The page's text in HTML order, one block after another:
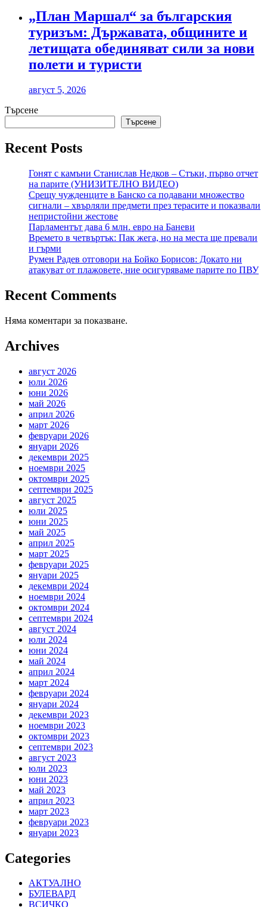
„План Маршал“ за българския
туризъм: Държавата, общините и
летищата обединяват сили за нови
полети и туристи
август 5, 2026
Търсене
Търсене
Recent Posts
Гонят с камъни Станислав Недков – Стъки, първо отчет
на парите (УНИЗИТЕЛНО ВИДЕО)
Срещу чужденците в Банско са подавани множество
сигнали – хвърляли предмети през терасите и показвали
непристойни жестове
Парламентът дава 6 млн. евро на Баневи
Времето в четвъртък: Пак жега, но на места ще превали
и гърми
Румен Радев отговори на Бойко Борисов: Докато ни
атакуват от плажовете, ние осигуряваме парите по ПВУ
Recent Comments
Няма коментари за показване.
Archives
август 2026
юли 2026
юни 2026
май 2026
април 2026
март 2026
февруари 2026
януари 2026
декември 2025
ноември 2025
октомври 2025
септември 2025
август 2025
юли 2025
юни 2025
май 2025
април 2025
март 2025
февруари 2025
януари 2025
декември 2024
ноември 2024
октомври 2024
септември 2024
август 2024
юли 2024
юни 2024
май 2024
април 2024
март 2024
февруари 2024
януари 2024
декември 2023
ноември 2023
октомври 2023
септември 2023
август 2023
юли 2023
юни 2023
май 2023
април 2023
март 2023
февруари 2023
януари 2023
Categories
АКТУАЛНО
БУЛЕВАРД
ВСИЧКО